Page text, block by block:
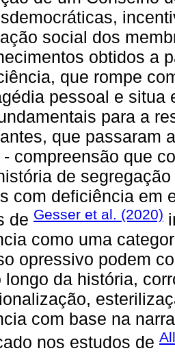
social dos
obtidos a
que rompe
pessoal e situa
para a
que passaram
compreensão que
de
com deficiência em
de Gesser et al. (2020)
como uma
opressivo podem
longo da história,
com base na
nos estudos de